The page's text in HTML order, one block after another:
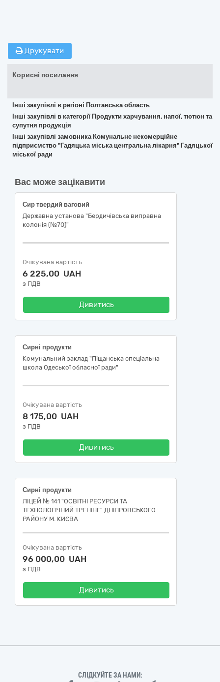
Друкувати
Корисні посилання
Інші закупівлі в регіоні Полтавська область
Інші закупівлі в категорії Продукти харчування, напої, тютюн та
супутня продукція
Інші закупівлі замовника Комунальне некомерційне
підприємство "Гадяцька міська центральна лікарня" Гадяцької
міської ради
Вас може зацікавити
Сир твердий ваговий
Державна установа "Бердичівська виправна
колонія (№70)"
Очікувана вартість
6 225,00 UAH
з ПДВ
Дивитись
Сирні продукти
Комунальний заклад "Піщанська спеціальна
школа Одеської обласної ради"
Очікувана вартість
8 175,00 UAH
з ПДВ
Дивитись
Сирні продукти
ЛІЦЕЙ № 141 "ОСВІТНІ РЕСУРСИ ТА
ТЕХНОЛОГІЧНИЙ ТРЕНІНГ" ДНІПРОВСЬКОГО
РАЙОНУ М. КИЄВА
Очікувана вартість
96 000,00 UAH
з ПДВ
Дивитись
СЛІДКУЙТЕ ЗА НАМИ: